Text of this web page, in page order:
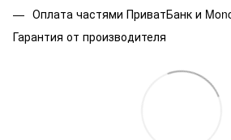
Оплата частями ПриватБанк и
Гарантия от производителя